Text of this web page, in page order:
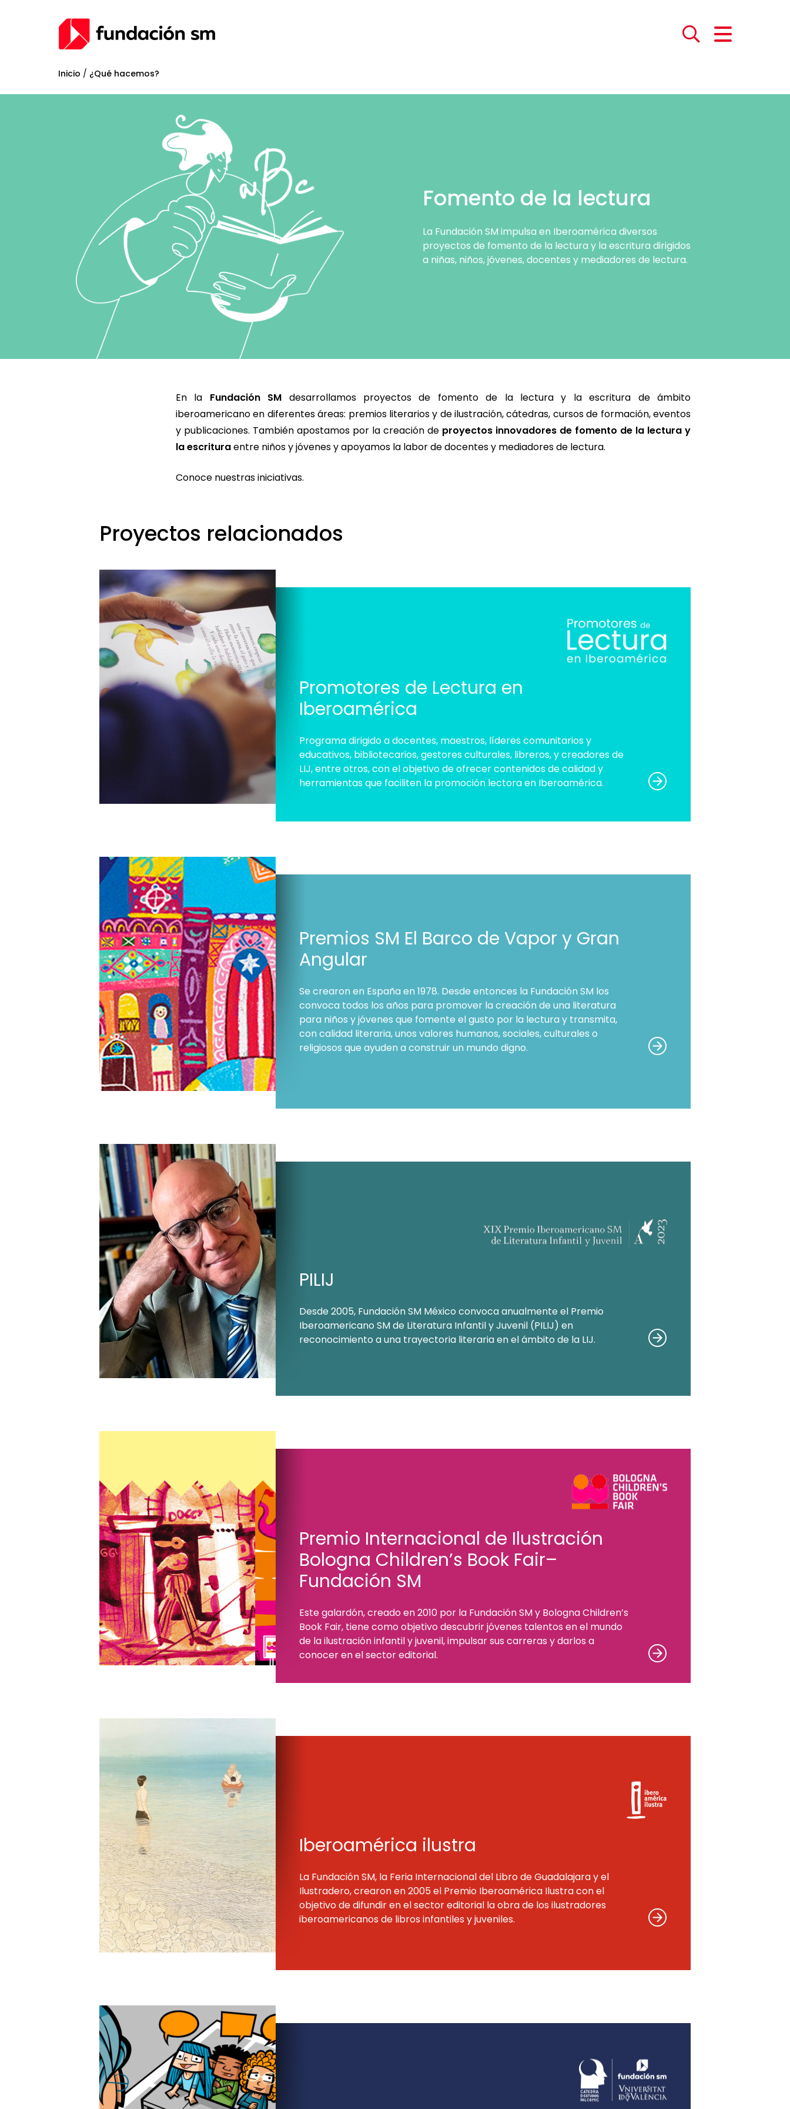
Inicio / ¿Qué hacemos?
Fomento de la lectura
La Fundación SM impulsa en Iberoamérica diversos
proyectos de fomento de la lectura y la escritura dirigidos
a niñas, niños, jóvenes, docentes y mediadores de lectura.
En la Fundación SM desarrollamos proyectos de fomento de la lectura y la escritura de ámbito
iberoamericano en diferentes áreas: premios literarios y de ilustración, cátedras, cursos de formación, eventos
y publicaciones. También apostamos por la creación de proyectos innovadores de fomento de la lectura y
la escrituraentre niños y jóvenes y apoyamos la labor de docentes y mediadores de lectura.
Conoce nuestras iniciativas.
Proyectos relacionados
Promotores de Lectura en
Iberoamérica
Programa dirigido a docentes, maestros, líderes comunitarios y
educativos, bibliotecarios, gestores culturales, libreros, y creadores de
LIJ, entre otros, con el objetivo de ofrecer contenidos de calidad y
herramientas que faciliten la promoción lectora en Iberoamérica.
Premios SM El Barco de Vapor y Gran
Angular
Se crearon en España en 1978. Desde entonces la Fundación SM los
convoca todos los años para promover la creación de una literatura
para niños y jóvenes que fomente el gusto por la lectura y transmita,
con calidad literaria, unos valores humanos, sociales, culturales o
religiosos que ayuden a construir un mundo digno.
PILIJ
Desde 2005, Fundación SM México convoca anualmente el Premio
Iberoamericano SM de Literatura Infantil y Juvenil (PILIJ) en
reconocimiento a una trayectoria literaria en el ámbito de la LIJ.
Premio Internacional de Ilustración
Bologna Children’s Book Fair–
Fundación SM
Este galardón, creado en 2010 por la Fundación SM y Bologna Children’s
Book Fair, tiene como objetivo descubrir jóvenes talentos en el mundo
de la ilustración infantil y juvenil, impulsar sus carreras y darlos a
conocer en el sector editorial.
Iberoamérica ilustra
La Fundación SM, la Feria Internacional del Libro de Guadalajara y el
Ilustradero, crearon en 2005 el Premio Iberoamérica Ilustra con el
objetivo de difundir en el sector editorial la obra de los ilustradores
iberoamericanos de libros infantiles y juveniles.